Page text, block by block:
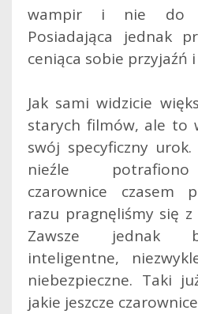
wampir i nie do
Posiadająca jednak
ceniąca sobie przyjaźń
Jak sami widzicie
starych filmów, ale to
swój specyficzny
nieźle potrafiono
czarownice czasem
razu pragnęliśmy się
Zawsze jednak
inteligentne,
niebezpieczne. Taki
jakie jeszcze